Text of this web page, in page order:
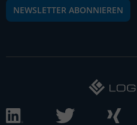
(LANDKREIS / KREISFREIE STADT)
BRUTTOWERTSCHÖPFUNG
(LANDKREIS / KREISFREIE STADT)
NEWSLETTER ABONNIEREN